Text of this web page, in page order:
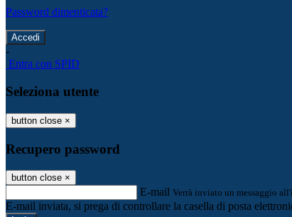
Password dimenticata?
-
Entra con SPID
Seleziona utente
button close ×
Recupero password
button close ×
E-mail Verrà inviato un messaggio
E-mail inviata, si prega di controllare la casella di posta